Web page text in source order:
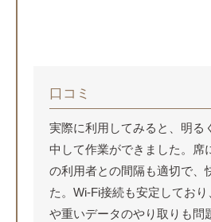
口コミ
実際に利用してみると、明る
中して作業ができました。席
の利用者との間隔も適切で、
た。Wi-Fi接続も安定してお
や重いデータのやり取りも問